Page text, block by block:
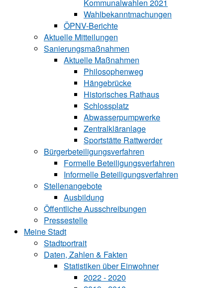
Kommunalwahlen 2021
Wahlbekanntmachungen
ÖPNV-Berichte
Aktuelle Mitteilungen
Sa‍ni‍erungs‍maß‍nah‍men
Aktuelle Maßnahmen
Philosophenweg
Hängebrücke
Historisches Rathaus
Schlossplatz
Abwasserpumpwerke
Zentralkläranlage
Sportstätte Rattwerder
Bürgerbeteiligungsverfahren
Formelle Beteiligungsverfahren
Informelle Beteiligungsverfahren
Stellenangebote
Ausbildung
Öffentliche Ausschreibungen
Pressestelle
Meine Stadt
Stadtportrait
Daten, Zahlen & Fakten
Statistiken über Ein‍woh‍ner
2022 - 2020